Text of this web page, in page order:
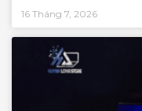
16 Tháng 7, 2026